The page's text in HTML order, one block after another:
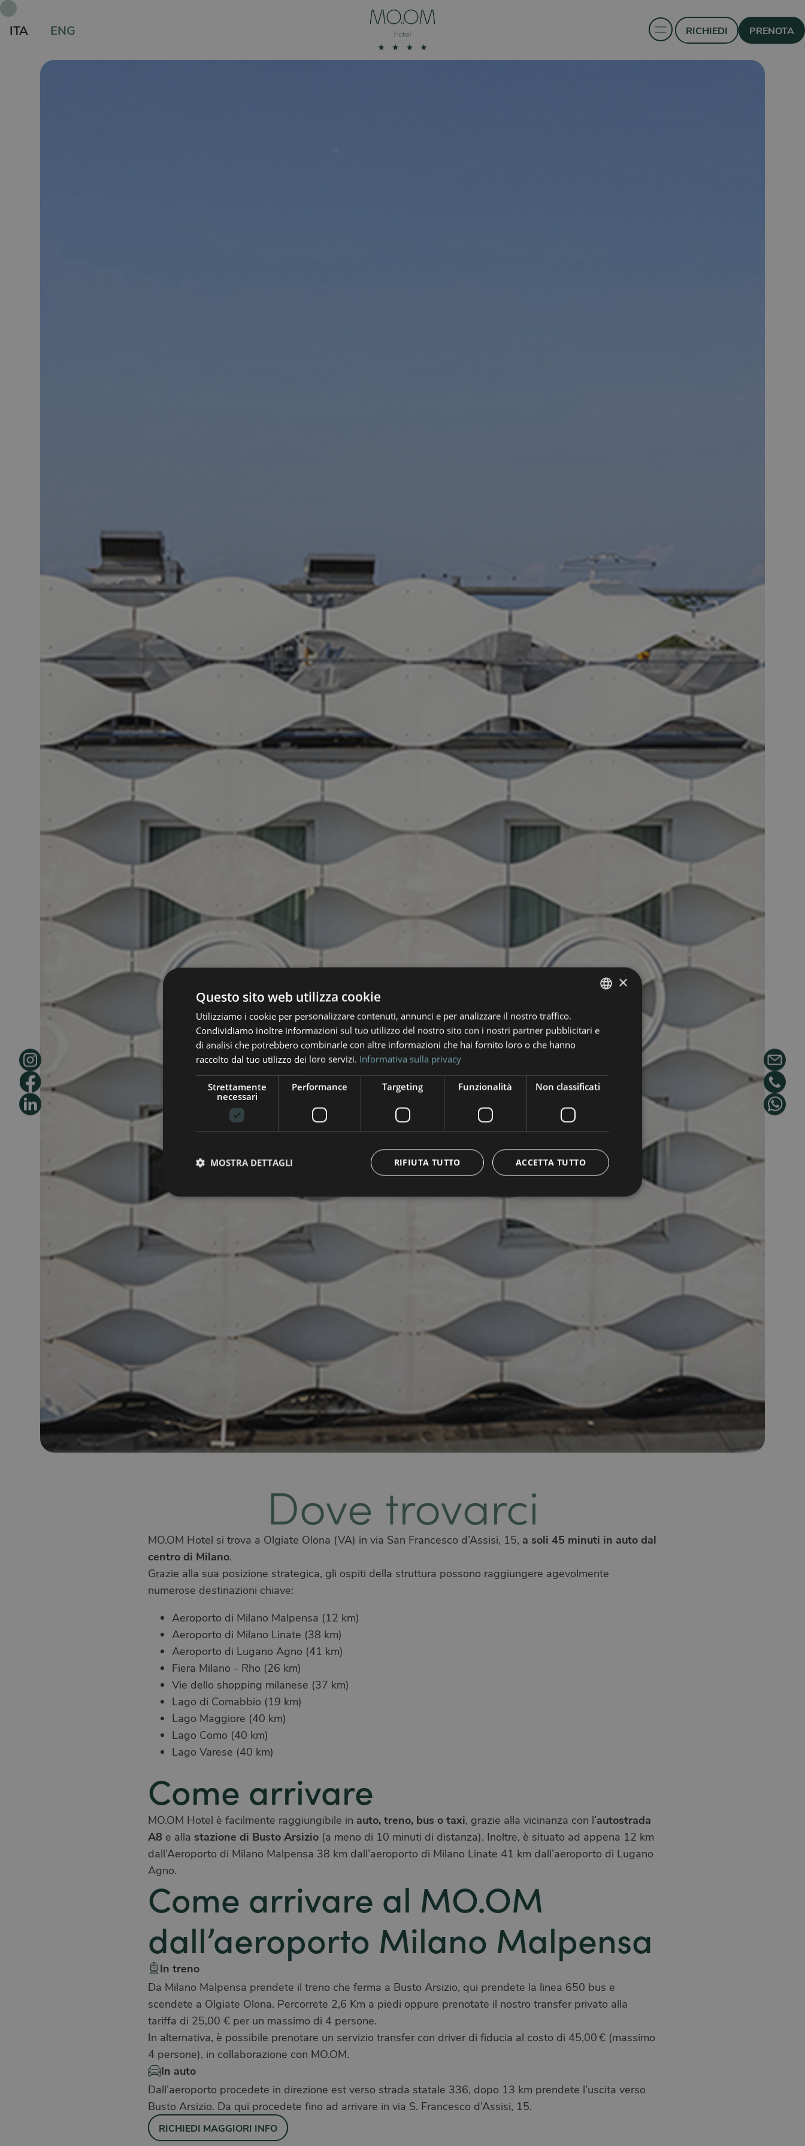
ITA ENG RICHIEDI PRENOTA
Dove trovarci
MO.OM Hotel si trova a Olgiate Olona (VA) in via San Francesco d’Assisi, 15, a soli 45 minuti in auto dal
centro di Milano.
Grazie alla sua posizione strategica, gli ospiti della struttura possono raggiungere agevolmente
numerose destinazioni chiave:
Aeroporto di Milano Malpensa (12 km)
Aeroporto di Milano Linate (38 km)
Aeroporto di Lugano Agno (41 km)
Fiera Milano - Rho (26 km)
Vie dello shopping milanese (37 km)
Lago di Comabbio (19 km)
Lago Maggiore (40 km)
Lago Como (40 km)
Lago Varese (40 km)
Come arrivare
MO.OM Hotel è facilmente raggiungibile in auto, treno, bus o taxi, grazie alla vicinanza con l’autostrada
A8 e alla stazione di Busto Arsizio (a meno di 10 minuti di distanza). Inoltre, è situato ad appena 12 km
dall’Aeroporto di Milano Malpensa 38 km dall’aeroporto di Milano Linate 41 km dall’aeroporto di Lugano
Agno.
Come arrivare al MO.OM
dall’aeroporto Milano Malpensa
In treno
Da Milano Malpensa prendete il treno che ferma a Busto Arsizio, qui prendete la linea 650 bus e
scendete a Olgiate Olona. Percorrete 2,6 Km a piedi oppure prenotate il nostro transfer privato alla
tariffa di 25,00 € per un massimo di 4 persone.
In alternativa, è possibile prenotare un servizio transfer con driver di fiducia al costo di 45,00 € (massimo
4 persone), in collaborazione con MO.OM.
In auto
Dall’aeroporto procedete in direzione est verso strada statale 336, dopo 13 km prendete l’uscita verso
Busto Arsizio. Da qui procedete fino ad arrivare in via S. Francesco d’Assisi, 15.
RICHIEDI MAGGIORI INFO
ENGLISH
×
Questo sito web utilizza cookie
Utilizziamo i cookie per personalizzare contenuti, annunci e per analizzare il nostro traffico.
Condividiamo inoltre informazioni sul tuo utilizzo del nostro sito con i nostri partner pubblicitari e
di analisi che potrebbero combinarle con altre informazioni che hai fornito loro o che hanno
raccolto dal tuo utilizzo dei loro servizi. Informativa sulla privacy
Strettamente
necessari
Performance Targeting Funzionalità Non classificati
ACCETTA TUTTO
RIFIUTA TUTTO
MOSTRA DETTAGLI